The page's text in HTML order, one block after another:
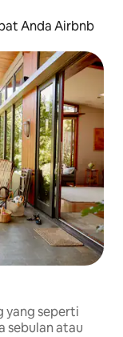
Anda Airbnb
yang seperti
sebulan atau